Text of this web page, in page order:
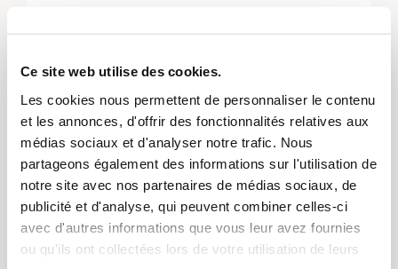
Ce site web utilise des cookies.
Les cookies nous permettent de personnaliser le contenu
et les annonces, d'offrir des fonctionnalités relatives aux
médias sociaux et d'analyser notre trafic. Nous
partageons également des informations sur l'utilisation de
notre site avec nos partenaires de médias sociaux, de
publicité et d'analyse, qui peuvent combiner celles-ci
avec d'autres informations que vous leur avez fournies
ou qu'ils ont collectées lors de votre utilisation de leurs
Thèmes
Activités de loisirs et jeux
Régions
Laisser un commentaire
commentaire.